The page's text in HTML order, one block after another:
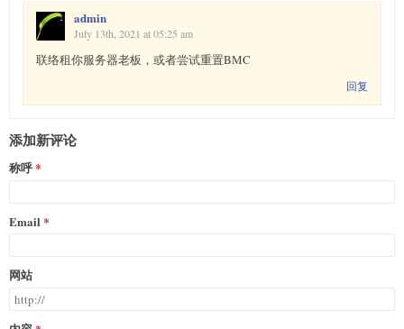
admin
July 13th, 2021 at 05:25 am
联络租你服务器老板，或者尝试重置BMC
回复
添加新评论
称呼
Email
网站